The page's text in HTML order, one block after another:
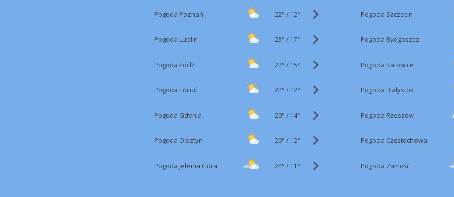
Pogoda Poznań 22° / 12° Pogoda Szczecin
Pogoda Lublin 23° / 17° Pogoda Bydgoszcz
Pogoda Łódź 22° / 15° Pogoda Katowice
Pogoda Toruń 22° / 12° Pogoda Białystok
Pogoda Gdynia 20° / 14° Pogoda Rzeszów
Pogoda Olsztyn 20° / 12° Pogoda Częstochowa
Pogoda Jelenia Góra 24° / 11° Pogoda Zamość